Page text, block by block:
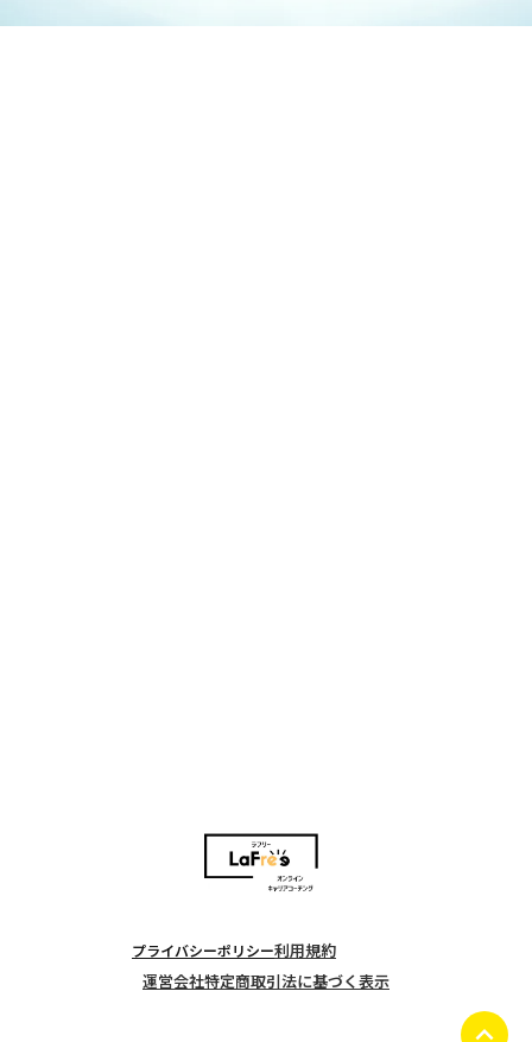
keyboard_arrow_up
プライバシーポリシー利用規約
運営会社特定商取引法に基づく表示